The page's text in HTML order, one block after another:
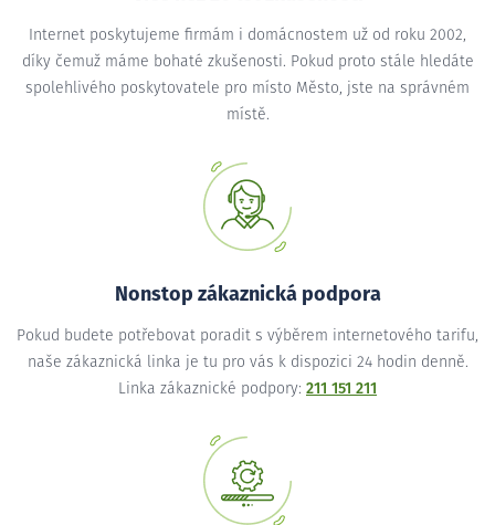
Internet poskytujeme firmám i domácnostem už od roku 2002,
díky čemuž máme bohaté zkušenosti. Pokud proto stále hledáte
spolehlivého poskytovatele pro místo Město, jste na správném
místě.
Nonstop zákaznická podpora
Pokud budete potřebovat poradit s výběrem internetového tarifu,
naše zákaznická linka je tu pro vás k dispozici 24 hodin denně.
Linka zákaznické podpory: 211 151 211